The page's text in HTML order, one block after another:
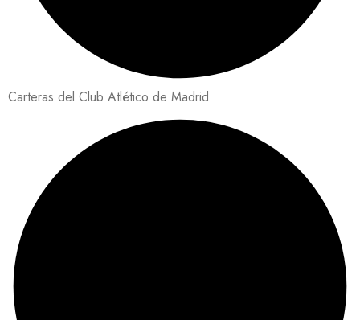
Carteras del Club Atlético de Madrid